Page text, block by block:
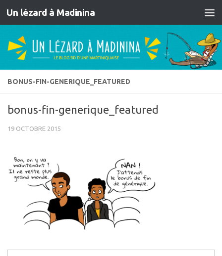
Skip to content
Un lézard à Madinina
BONUS-FIN-GENERIQUE_FEATURED
bonus-fin-generique_featured
19 OCTOBRE 2015